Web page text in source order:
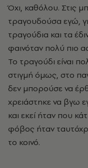
Όχι, καθόλου. Στις
τραγουδούσα εγώ,
τραγούδια και τα
φαινόταν πολύ πιο
Το τραγούδι είναι
στιγμή όμως, στο
δεν μπορούσε να
χρειάστηκε να βγω
και εκεί ήταν που
φόβος ήταν
το κοινό.